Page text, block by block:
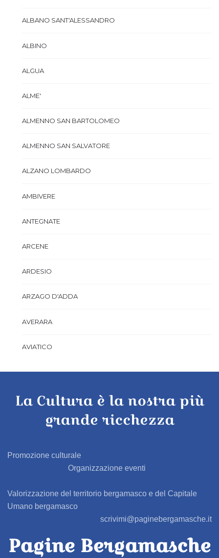
ALBANO SANT'ALESSANDRO
ALBINO
ALGUA
ALME'
ALMENNO SAN BARTOLOMEO
ALMENNO SAN SALVATORE
ALZANO LOMBARDO
AMBIVERE
ANTEGNATE
ARCENE
ARDESIO
ARZAGO D'ADDA
AVERARA
AVIATICO
AZZANO SAN PAOLO
AZZONE
BAGNATICA
BARIANO
BEDULITA
La Cultura è la nostra più
grande ricchezza
Promozione culturale
Organizzazione eventi
Valorizzazione del territorio bergamasco e del Capitale
Umano bergamasco
scrivimi@paginebergamasche.it
Pagine Bergamasche